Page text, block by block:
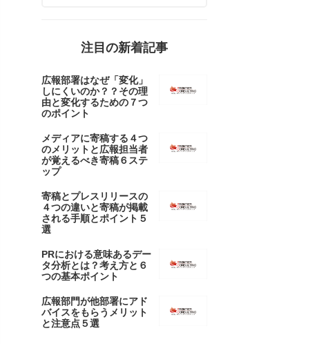
注目の新着記事
広報部署はなぜ「変化」
しにくいのか？？その理
由と変化するための７つ
のポイント
メディアに寄稿する４つ
のメリットと広報担当者
が覚えるべき寄稿６ステ
ップ
寄稿とプレスリリースの
４つの違いと寄稿が掲載
される手順とポイント５
選
PRにおける意味あるデー
タ分析とは？考え方と６
つの基本ポイント
広報部門が他部署にアド
バイスをもらうメリット
と注意点５選